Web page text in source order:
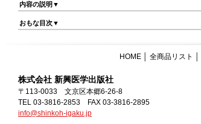
内容の説明▼
おもな目次▼
HOME 全商品リスト
株式会社 新興医学出版社
〒113-0033 文京区本郷6-26-8
TEL 03-3816-2853 FAX 03-3816-2895
info@shinkoh-igaku.jp